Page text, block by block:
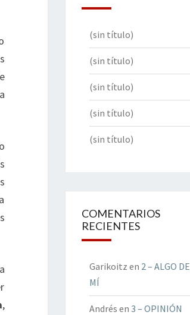
,
(sin título)
(sin título)
(sin título)
(sin título)
(sin título)
COMENTARIOS
RECIENTES
Garikoitz en 2 – ALGO DE
MÍ
Andrés en 3 – OPINIÓN